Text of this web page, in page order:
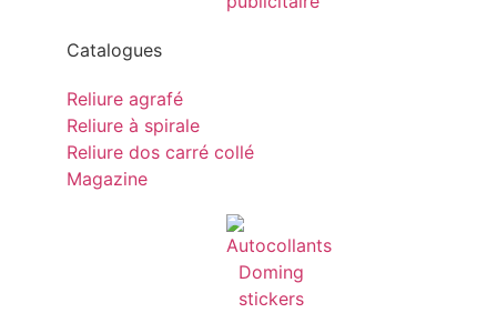
Catalogues
Reliure agrafé
Reliure à spirale
Reliure dos carré collé
Magazine